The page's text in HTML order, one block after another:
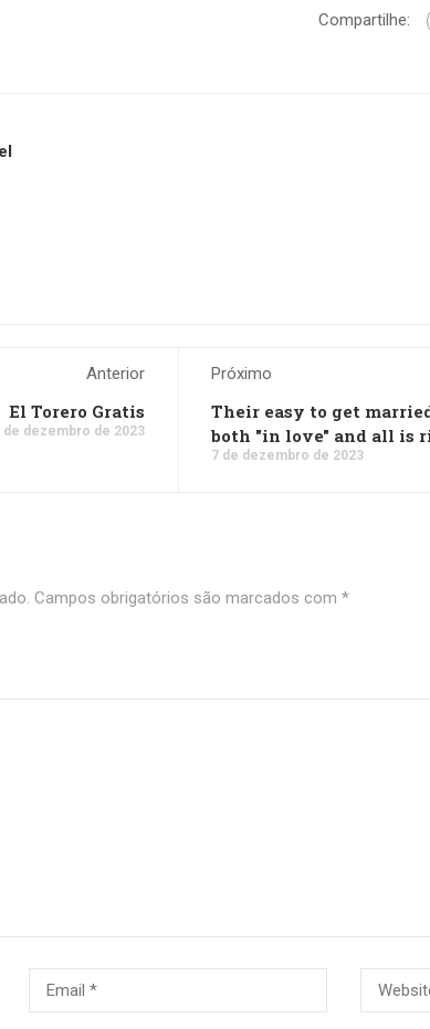
Compartilhe:
Anterior
El Torero Gratis
de dezembro de 2023
Próximo
Their easy to get
both "in love" and all is
7 de dezembro de 2023
Campos obrigatórios são marcados com *